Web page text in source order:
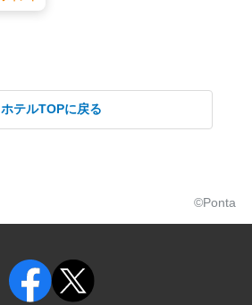
ホテルTOPに戻る
©Ponta